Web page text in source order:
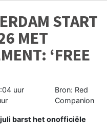
START
MET
‘FREE
uur
Bron: Red
Companion
juli barst het onofficiële